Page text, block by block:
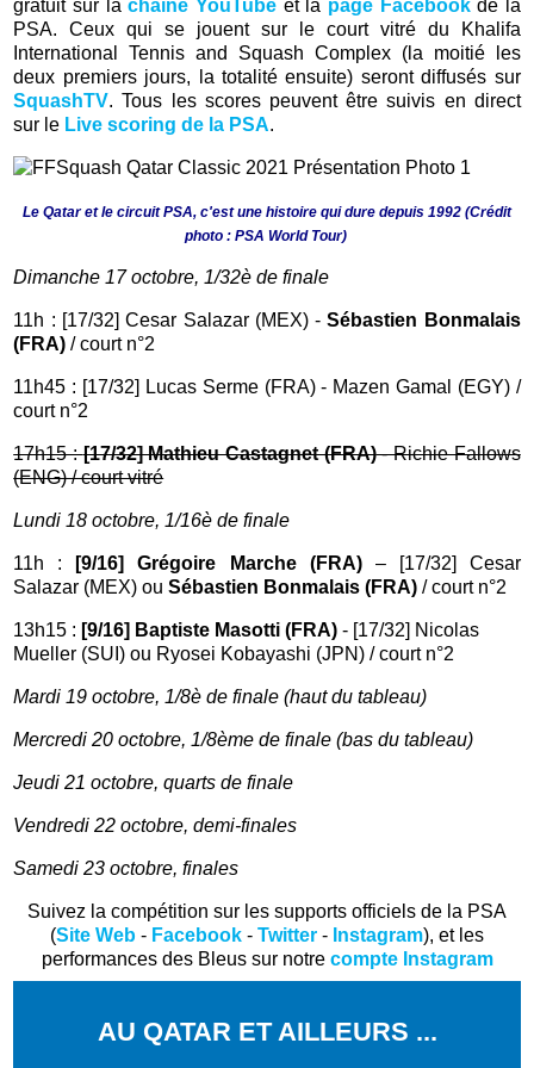
gratuit sur lachaîne YouTubeet la page Facebookde la
PSA. Ceux qui se jouent sur le court vitré du Khalifa
International Tennis and Squash Complex (la moitié les
deux premiers jours, la totalité ensuite) seront diffusés sur
SquashTV. Tous les scores peuvent être suivis en direct
sur le Live scoring de la PSA.
Le Qatar et le circuit PSA, c'est une histoire qui dure depuis 1992 (Crédit
photo : PSA World Tour)
Dimanche 17 octobre, 1/32è de finale
11h : [17/32] Cesar Salazar (MEX) -Sébastien Bonmalais
(FRA) / court n°2
11h45 : [17/32] Lucas Serme (FRA) - Mazen Gamal (EGY) /
court n°2
17h15 :[17/32] Mathieu Castagnet (FRA)- Richie Fallows
(ENG) / court vitré
Lundi 18 octobre, 1/16è de finale
11h : [9/16] Grégoire Marche (FRA)– [17/32] Cesar
Salazar (MEX) ouSébastien Bonmalais (FRA) / court n°2
13h15 : [9/16] Baptiste Masotti (FRA) - [17/32] Nicolas
Mueller (SUI) ou Ryosei Kobayashi (JPN) / court n°2
Mardi 19 octobre, 1/8è de finale (haut du tableau)
Mercredi 20 octobre, 1/8ème de finale (bas du tableau)
Jeudi 21 octobre, quarts de finale
Vendredi 22 octobre, demi-finales
Samedi 23 octobre, finales
Suivez la compétition sur les supports officiels de la PSA
(Site Web - Facebook - Twitter - Instagram), et les
performances des Bleus sur notre compte Instagram
AU QATAR ET AILLEURS ...